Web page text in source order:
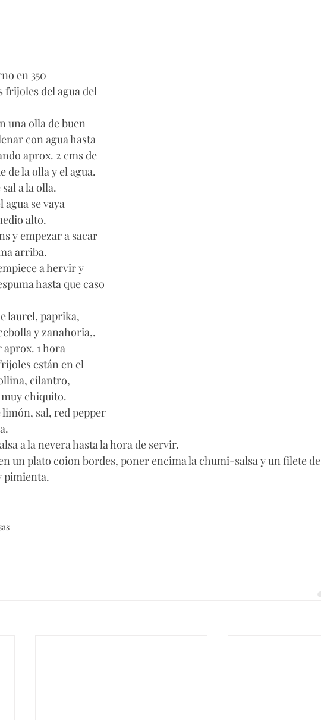
en 350
frijoles del agua del
una olla de buen
con agua hasta
aprox. 2 cms de
de la olla y el agua.
a la olla.
agua se vaya
alto.
y empezar a sacar
arriba.
a hervir y
hasta que caso
laurel, paprika,
y zanahoria,.
1 hora
están en el
cilantro,
chiquito.
limón, sal, red pepper
a la nevera hasta la hora de servir.
un plato coion bordes, poner encima la chumi-salsa y un filete de
pimienta.